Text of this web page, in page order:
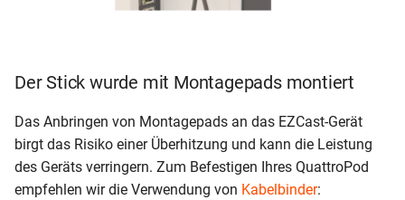
Der Stick wurde mit Montagepads montiert
Das Anbringen von Montagepads an das EZCast-Gerät
birgt das Risiko einer Überhitzung und kann die Leistung
des Geräts verringern. Zum Befestigen Ihres QuattroPod
empfehlen wir die Verwendung von Kabelbinder: